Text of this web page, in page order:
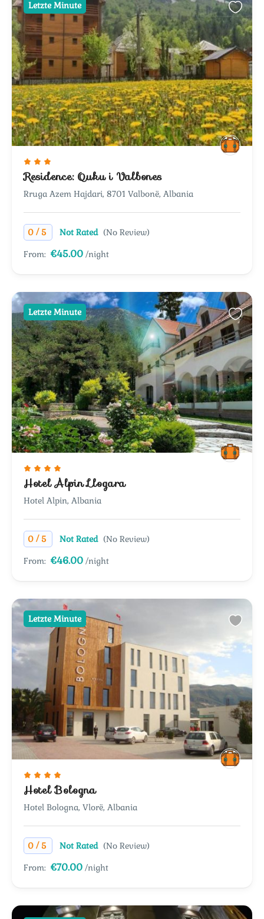
Letzte Minute
Residence: Quku i Valbones
Rruga Azem Hajdari, 8701 Valbonë, Albania
0 /5 Not Rated (No Review)
From: €45.00 /night
Letzte Minute
Hotel Alpin Llogara
Hotel Alpin, Albania
0 /5 Not Rated (No Review)
From: €46.00 /night
Letzte Minute
Hotel Bologna
Hotel Bologna, Vlorë, Albania
0 /5 Not Rated (No Review)
From: €70.00 /night